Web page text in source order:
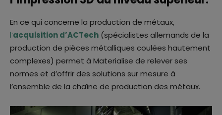
En ce qui concerne la production de métaux,
l’acquisition d’ACTech (spécialistes allemands de la
production de pièces métalliques coulées hautement
complexes) permet à Materialise de relever ses
normes et d’offrir des solutions sur mesure à
l’ensemble de la chaîne de production des métaux.